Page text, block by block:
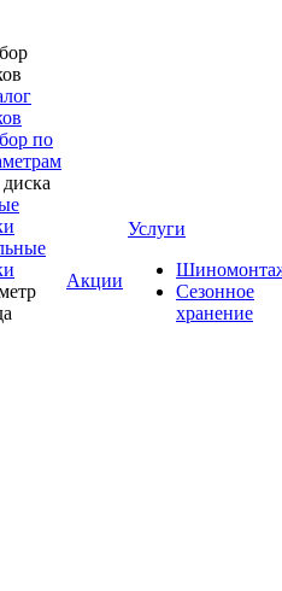
по
Акции
Услуги
Сезонное
хранение